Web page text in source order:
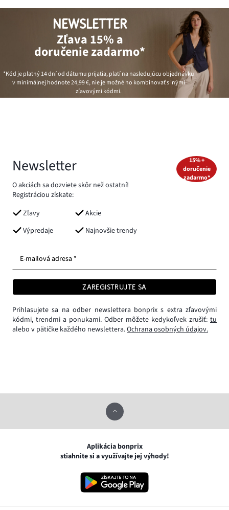
NEWSLETTER
Zľava 15% a
doručenie zadarmo*
*Kód je platný 14 dní od dátumu prijatia, platí na nasledujúcu objednávku
v minimálnej hodnote24,99 €, nie je možné ho kombinovať s inými
zľavovými kódmi.
Newsletter
O akciách sa dozviete skôr než ostatní!
Registráciou získate:
Zľavy
Akcie
Výpredaje
Najnovšie trendy
15% +
doručenie
zadarmo*
E-mailová adresa *
ZAREGISTRUJTE SA
Prihlasujete sa na odber newslettera bonprix s extra zľavovými
kódmi, trendmi a ponukami. Odber môžete kedykoľvek zrušiť: tu
alebo v pätičke každého newslettera.Ochrana osobných údajov.
Aplikácia bonprix
stiahnite si a využívajte jej výhody!